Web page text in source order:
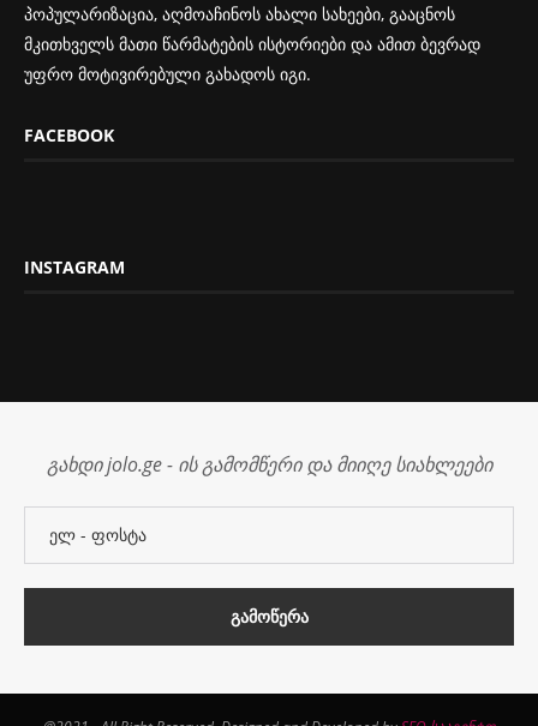
პოპულარიზაცია, აღმოაჩინოს ახალი სახეები, გააცნოს
მკითხველს მათი წარმატების ისტორიები და ამით ბევრად
უფრო მოტივირებული გახადოს იგი.
FACEBOOK
INSTAGRAM
გახდი jolo.ge - ის გამომწერი და მიიღე სიახლეები